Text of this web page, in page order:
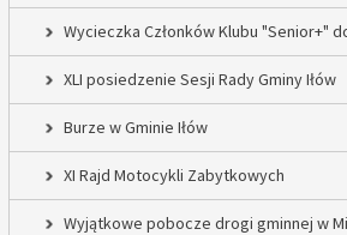
Wycieczka Członków Klubu "Senior+"
XLI posiedzenie Sesji Rady Gminy Iłów
Burze w Gminie Iłów
XI Rajd Motocykli Zabytkowych
Wyjątkowe pobocze drogi gminnej w